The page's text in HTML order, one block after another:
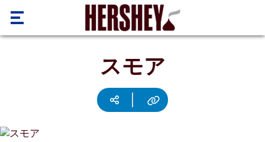
メインコンテンツに進む
スモア
Social media
Facebook
Pinterest
Email
PrintCopy URL